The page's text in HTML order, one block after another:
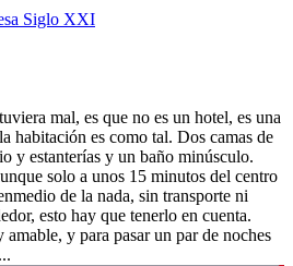
Siglo XXI
mal, es que no es un hotel, es una
habitación es como tal. Dos camas de
y estanterías y un baño minúsculo.
solo a unos 15 minutos del centro
de la nada, sin transporte ni
esto hay que tenerlo en cuenta.
y para pasar un par de noches